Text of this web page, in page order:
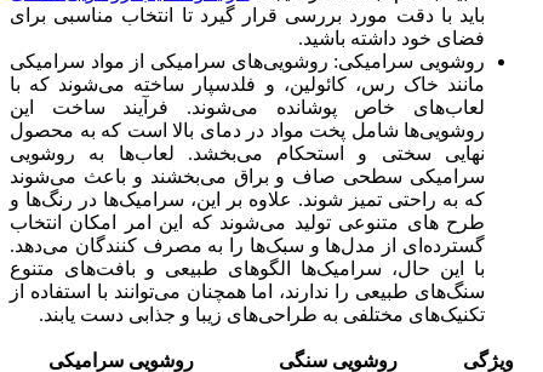
باید با دقت مورد بررسی قرار گیرد تا انتخاب مناسبی برای
فضای خود داشته باشید.
روشویی سرامیکی: روشویی‌های سرامیکی از مواد سرامیکی
مانند خاک رس، کائولین، و فلدسپار ساخته می‌شوند که با
لعاب‌های خاص پوشانده می‌شوند. فرآیند ساخت این
روشویی‌ها شامل پخت مواد در دمای بالا است که به محصول
نهایی سختی و استحکام می‌بخشد. لعاب‌ها به روشویی
سرامیکی سطحی صاف و براق می‌بخشند و باعث می‌شوند
که به راحتی تمیز شوند. علاوه بر این، سرامیک‌ها در رنگ‌ها و
طرح‌ های متنوعی تولید می‌شوند که این امر امکان انتخاب
گسترده‌ای از مدل‌ها و سبک‌ها را به مصرف‌ کنندگان می‌دهد.
با این حال، سرامیک‌ها الگوهای طبیعی و بافت‌های متنوع
سنگ‌های طبیعی را ندارند، اما همچنان می‌توانند با استفاده از
تکنیک‌های مختلفی به طراحی‌های زیبا و جذابی دست یابند.
ویژگی روشویی سنگی
روشویی سرامیکی